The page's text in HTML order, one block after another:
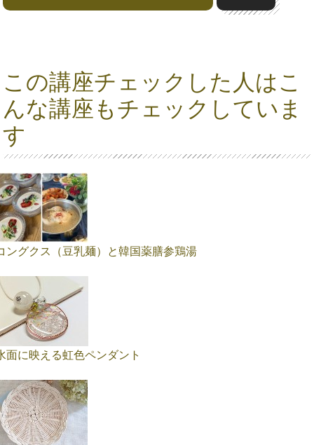
この講座チェックした人はこ
んな講座もチェックしていま
す
ングクス（豆乳麺）と韓国薬膳参鶏湯
面に映える虹色ペンダント